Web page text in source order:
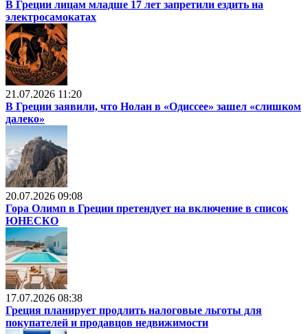
В Греции лицам младше 17 лет запретили ездить на
электросамокатах
21.07.2026 11:20
В Греции заявили, что Нолан в «Одиссее» зашел «слишком
далеко»
20.07.2026 09:08
Гора Олимп в Греции претендует на включение в список
ЮНЕСКО
17.07.2026 08:38
Греция планирует продлить налоговые льготы для
покупателей и продавцов недвижимости